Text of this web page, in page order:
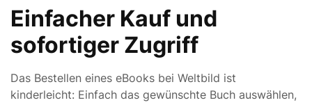
Einfacher Kauf und
sofortiger Zugriff
Das Bestellen eines eBooks bei Weltbild ist
kinderleicht: Einfach das gewünschte Buch auswählen,